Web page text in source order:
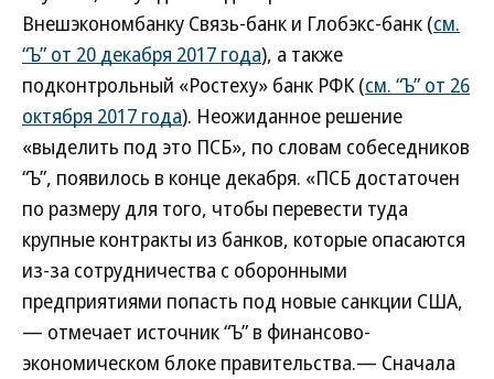
Внешэкономбанку Связь-банк и Глобэкс-банк (см.
“Ъ” от 20 декабря 2017 года), а также
подконтрольный «Ростеху» банк РФК (см. “Ъ” от 26
октября 2017 года). Неожиданное решение
«выделить под это ПСБ», по словам собеседников
“Ъ”, появилось в конце декабря. «ПСБ достаточен
по размеру для того, чтобы перевести туда
крупные контракты из банков, которые опасаются
из-за сотрудничества с оборонными
предприятиями попасть под новые санкции США,
— отмечает источник “Ъ” в финансово-
экономическом блоке правительства.— Сначала